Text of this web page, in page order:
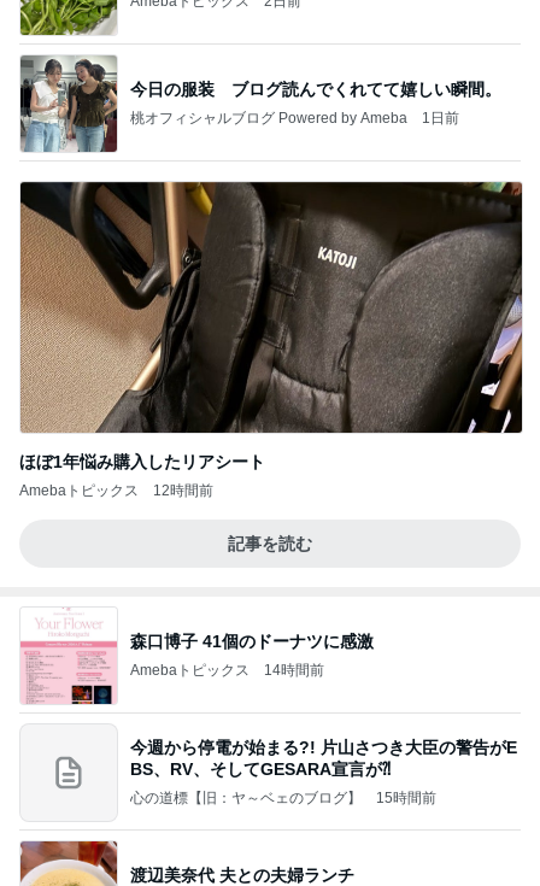
今日の服装 ブログ読んでくれてて嬉しい瞬間。
桃オフィシャルブログ Powered by Ameba 1日前
ほぼ1年悩み購入したリアシート
Amebaトピックス 12時間前
記事を読む
森口博子 41個のドーナツに感激
Amebaトピックス 14時間前
今週から停電が始まる?! 片山さつき大臣の警告がE
BS、RV、そしてGESARA宣言が⁈
心の道標【旧：ヤ～ベェのブログ】 15時間前
渡辺美奈代 夫との夫婦ランチ